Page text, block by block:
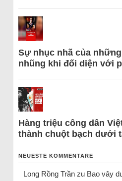
Sự nhục nhã của
nhũng khi đối diện với
Hàng triệu công dân
thành chuột bạch dưới
NEUESTE KOMMENTARE
Long Rồng Trầnzu Bao vây